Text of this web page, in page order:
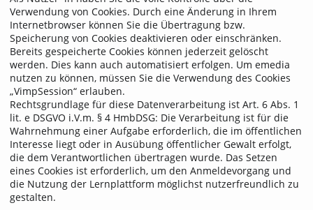
Verwendung von Cookies. Durch eine Änderung in Ihrem
Internetbrowser können Sie die Übertragung bzw.
Speicherung von Cookies deaktivieren oder einschränken.
Bereits gespeicherte Cookies können jederzeit gelöscht
werden. Dies kann auch automatisiert erfolgen. Um emedia
nutzen zu können, müssen Sie die Verwendung des Cookies
„VimpSession“ erlauben.
Rechtsgrundlage für diese Datenverarbeitung ist Art. 6 Abs. 1
lit. e DSGVO i.V.m. § 4 HmbDSG: Die Verarbeitung ist für die
Wahrnehmung einer Aufgabe erforderlich, die im öffentlichen
Interesse liegt oder in Ausübung öffentlicher Gewalt erfolgt,
die dem Verantwortlichen übertragen wurde. Das Setzen
eines Cookies ist erforderlich, um den Anmeldevorgang und
die Nutzung der Lernplattform möglichst nutzerfreundlich zu
gestalten.